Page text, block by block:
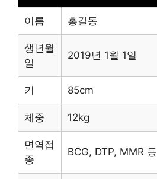
이름 홍길동
생년월
일
2019년 1월 1일
키 85cm
체중 12kg
면역접
종
BCG, DTP, MMR 등